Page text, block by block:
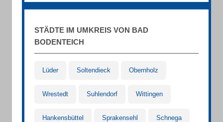
STÄDTE IM UMKREIS VON BAD
BODENTEICH
Lüder Soltendieck Obernholz
Wrestedt Suhlendorf Wittingen
Hankensbüttel Sprakensehl Schnega